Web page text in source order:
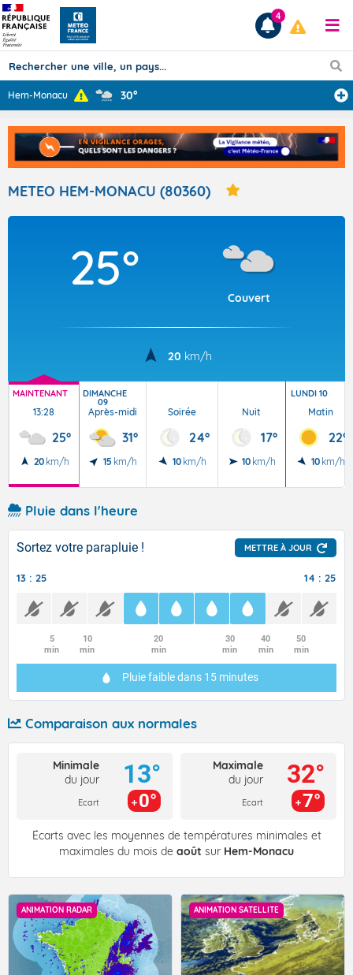
Prévisions
TOUS LES RÉSULTATS
Articles
4
Hem-Monacu 30°
METEO HEM-MONACU (80360)
25°
Couvert
20 km/h
MAINTENANT
13:28
25°
20 km/h
DIMANCHE
09
Après-midi
31°
15 km/h
Soirée
24°
10 km/h
Nuit
17°
10 km/h
LUNDI 10
Matin
22°
10 km/h
Pluie dans l'heure
Sortez votre parapluie ! METTRE À JOUR
13 : 25 14 : 25
5
min
10
min
20
min
30
min
40
min
50
min
Pluie faibledans 15 minutes
Comparaison aux normales
Minimale
du jour
Ecart
13°
0°
Maximale
du jour
Ecart
32°
7°
Écarts avec les moyennes de températures minimales et
maximales du mois de août sur Hem-Monacu
ANIMATION RADAR ANIMATION SATELLITE